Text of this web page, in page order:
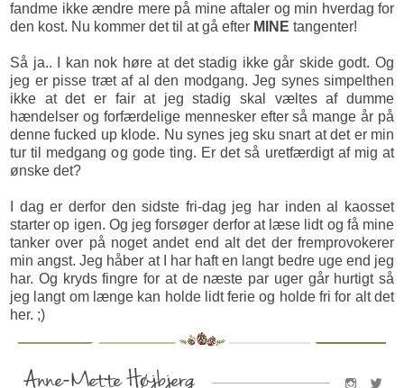
fandme ikke ændre mere på mine aftaler og min hverdag for
den kost. Nu kommer det til at gå efter MINE tangenter!
Så ja.. I kan nok høre at det stadig ikke går skide godt. Og
jeg er pisse træt af al den modgang. Jeg synes simpelthen
ikke at det er fair at jeg stadig skal væltes af dumme
hændelser og forfærdelige mennesker efter så mange år på
denne fucked up klode. Nu synes jeg sku snart at det er min
tur til medgang og gode ting. Er det så uretfærdigt af mig at
ønske det?
I dag er derfor den sidste fri-dag jeg har inden al kaosset
starter op igen. Og jeg forsøger derfor at læse lidt og få mine
tanker over på noget andet end alt det der fremprovokerer
min angst. Jeg håber at I har haft en langt bedre uge end jeg
har. Og kryds fingre for at de næste par uger går hurtigt så
jeg langt om længe kan holde lidt ferie og holde fri for alt det
her. ;)